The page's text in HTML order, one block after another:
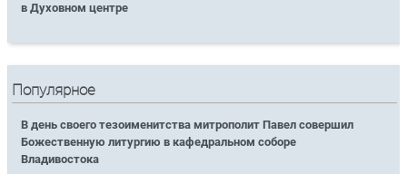
в Духовном центре
Популярное
В день своего тезоименитства митрополит Павел совершил
Божественную литургию в кафедральном соборе
Владивостока